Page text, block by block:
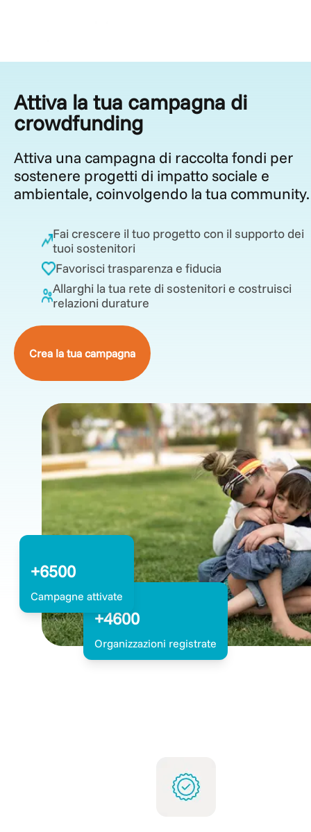
Attiva la tua campagna di
crowdfunding
Attiva una campagna di raccolta fondi per
sostenere progetti di impatto sociale e
ambientale, coinvolgendo la tua community.
Fai crescere il tuo progetto con il supporto dei
tuoi sostenitori
Favorisci trasparenza e fiducia
Allarghi la tua rete di sostenitori e costruisci
relazioni durature
Crea la tua campagna
+6500
Campagne attivate
+4600
Organizzazioni registrate